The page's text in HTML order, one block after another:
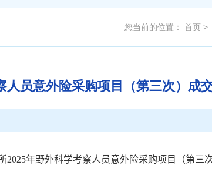
您当前的位置： 首页 >
人员意外险采购项目（第三次）成
2025年野外科学考察人员意外险采购项目（第三次